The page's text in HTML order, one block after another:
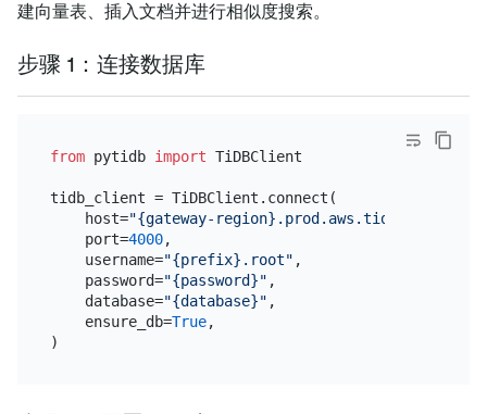
建向量表、插入文档并进行相似度搜索。
步骤 1：连接数据库
from pytidb import TiDBClient
tidb_client = TiDBClient.connect(
    host=
"{gateway-region}.prod.aws.tidbcloud.com"
    port=
4000,
    username=
"{prefix}.root" ,
    password=
"{password}" ,
    database=
"{database}" ,
    ensure_db=
True,